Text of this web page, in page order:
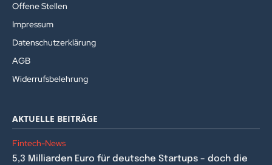
Offene Stellen
Impressum
Datenschutzerklärung
AGB
Widerrufsbelehrung
AKTUELLE BEITRÄGE
Fintech-News
5,3 Milliarden Euro für deutsche Startups – doch die